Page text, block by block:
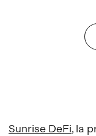
Sunrise DeFi, la